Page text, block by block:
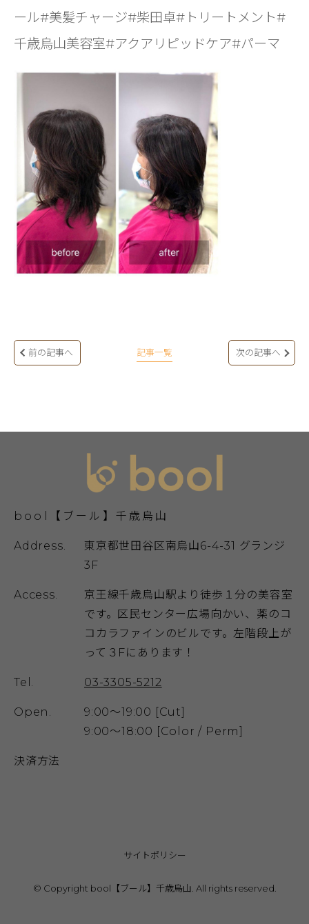
ール#美髪チャージ#柴田卓#トリートメント#
千歳烏山美容室#アクアリピッドケア#パーマ
前の記事へ 記事一覧 次の記事へ
bool【ブール】千歳烏山
Address.
東京都世田谷区南烏山6-4-31 グランジ
3F
Access.
京王線千歳烏山駅より徒歩１分の美容室
です。区民センター広場向かい、薬のコ
コカラファインのビルです。左階段上が
って３Fにあります！
Tel. 03-3305-5212
Open.
9:00～19:00 [Cut]
9:00～18:00 [Color / Perm]
決済方法
サイトポリシー
© Copyright bool【ブール】千歳烏山. All rights reserved.